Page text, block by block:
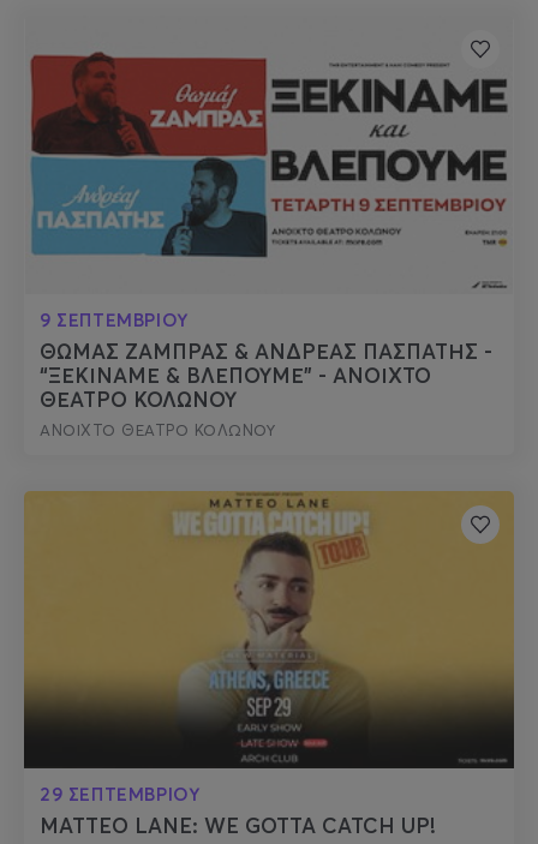
9 ΣΕΠΤΕΜΒΡΙΟΥ
ΘΩΜΑΣ ΖΑΜΠΡΑΣ & ΑΝΔΡΕΑΣ ΠΑΣΠΑΤΗΣ -
“ΞΕΚΙΝΑΜΕ & ΒΛΕΠΟΥΜΕ" - ΑΝΟΙΧΤΟ
ΘΕΑΤΡΟ ΚΟΛΩΝΟΥ
ΑΝΟΙΧΤΟ ΘΕΑΤΡΟ ΚΟΛΩΝΟΥ
29 ΣΕΠΤΕΜΒΡΙΟΥ
MATTEO LANE: WE GOTTA CATCH UP!